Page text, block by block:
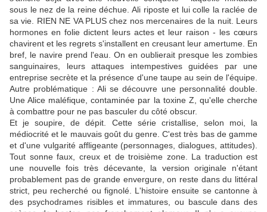
sous le nez de la reine déchue. Ali riposte et lui colle la raclée de
sa vie. RIEN NE VA PLUS chez nos mercenaires de la nuit. Leurs
hormones en folie dictent leurs actes et leur raison - les cœurs
chavirent et les regrets s'installent en creusant leur amertume. En
bref, le navire prend l'eau. On en oublierait presque les zombies
sanguinaires, leurs attaques intempestives guidées par une
entreprise secrète et la présence d'une taupe au sein de l'équipe.
Autre problématique : Ali se découvre une personnalité double.
Une Alice maléfique, contaminée par la toxine Z, qu'elle cherche
à combattre pour ne pas basculer du côté obscur.
Et je soupire, de dépit. Cette série cristallise, selon moi, la
médiocrité et le mauvais goût du genre. C'est très bas de gamme
et d'une vulgarité affligeante (personnages, dialogues, attitudes).
Tout sonne faux, creux et de troisième zone. La traduction est
une nouvelle fois très décevante, la version originale n'étant
probablement pas de grande envergure, on reste dans du littéral
strict, peu recherché ou fignolé. L'histoire ensuite se cantonne à
des psychodrames risibles et immatures, ou bascule dans des